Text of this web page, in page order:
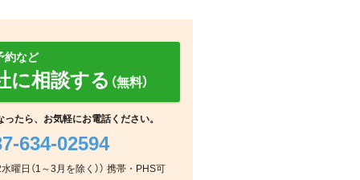
の他 その他
約など
に相談する （無料）
たら、お気軽にお電話ください。
634-02594
曜日（1～3月を除く）） 携帯・PHS可